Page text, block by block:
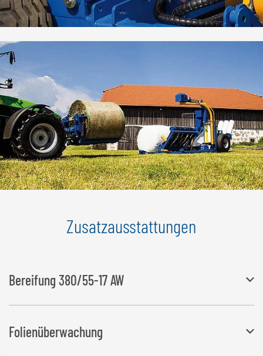
Zusatzausstattungen
Bereifung 380/55-17 AW
Breite ändert sich auf 2.130 mm
Folienüberwachung